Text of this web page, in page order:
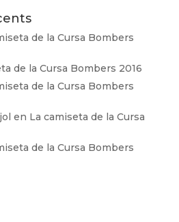
de la Cursa Bombers
de la Cursa Bombers 2016
de la Cursa Bombers
en La camiseta de la Cursa
de la Cursa Bombers